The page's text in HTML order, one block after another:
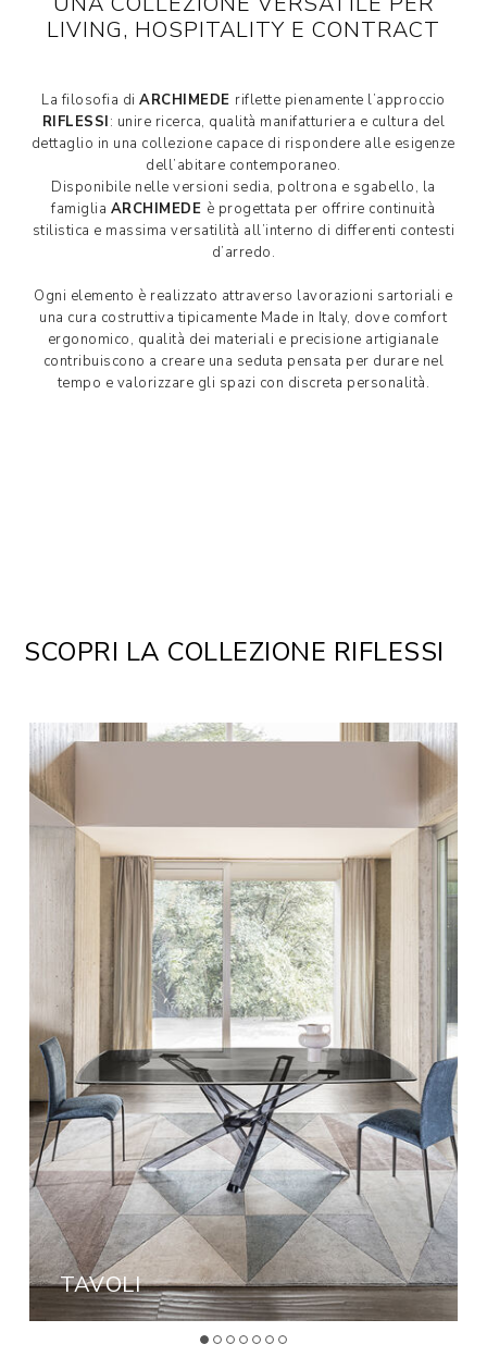
LIVING, HOSPITALITY E CONTRACT
La filosofia diARCHIMEDE riflette pienamente l’approccio
RIFLESSI: unire ricerca, qualità manifatturiera e cultura del
dettaglio in una collezione capace di rispondere alle esigenze
dell’abitare contemporaneo.
Disponibile nelle versioni sedia, poltrona e sgabello, la
famiglia ARCHIMEDE è progettata per offrire continuità
stilistica e massima versatilità all’interno di differenti contesti
d’arredo.
Ogni elemento è realizzato attraverso lavorazioni sartoriali e
una cura costruttiva tipicamente Made in Italy, dove comfort
ergonomico, qualità dei materiali e precisione artigianale
contribuiscono a creare una seduta pensata per durare nel
tempo e valorizzare gli spazi con discreta personalità.
SCOPRI LA COLLEZIONE RIFLESSI
TAVOLI